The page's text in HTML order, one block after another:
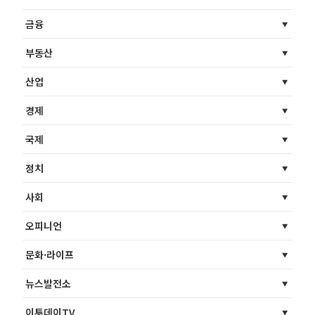
금융
부동산
산업
경제
국제
정치
사회
오피니언
문화·라이프
뉴스발전소
이투데이TV